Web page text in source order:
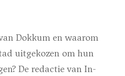
Dokkum en waarom
uitgekozen om hun
De redactie van In-